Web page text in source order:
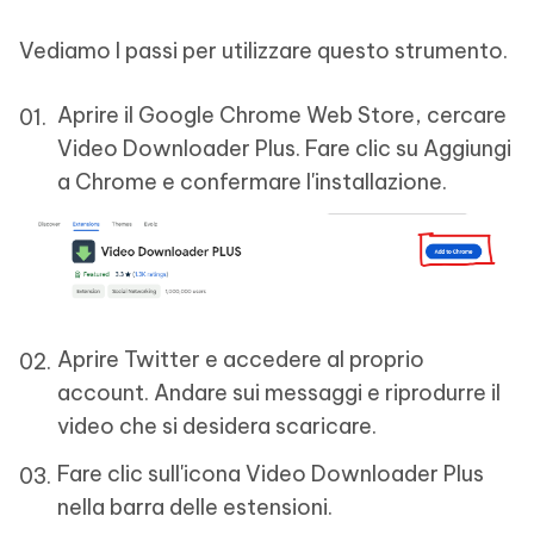
Vediamo I passi per utilizzare questo strumento.
Aprire il Google Chrome Web Store, cercare
Video Downloader Plus. Fare clic su Aggiungi
a Chrome e confermare l'installazione.
Aprire Twitter e accedere al proprio
account. Andare sui messaggi e riprodurre il
video che si desidera scaricare.
Fare clic sull'icona Video Downloader Plus
nella barra delle estensioni.